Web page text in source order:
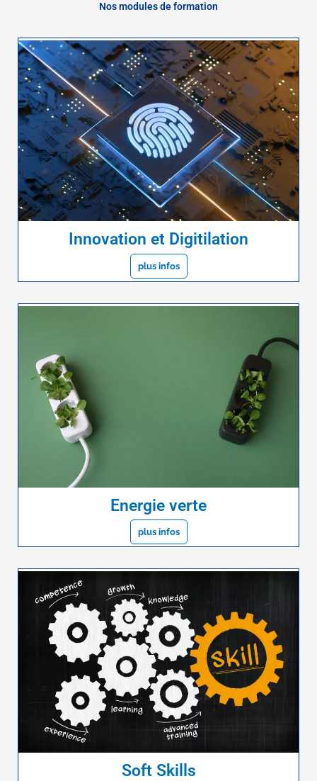
Nos modules de formation
Innovation et Digitilation
plus infos
Energie verte
plus infos
Soft Skills